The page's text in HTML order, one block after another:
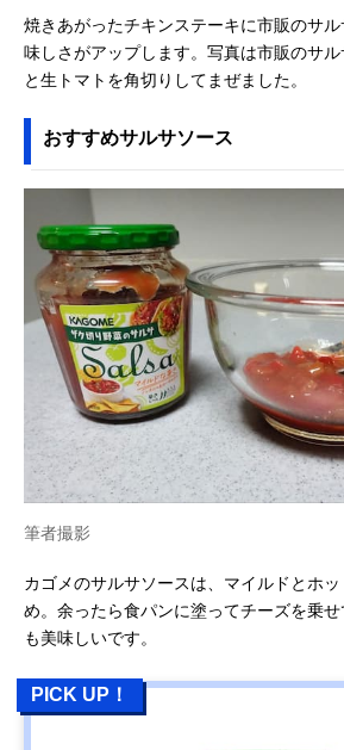
焼きあがったチキンステーキに市販のサ
味しさがアップします。写真は市販のサ
と生トマトを角切りしてまぜました。
おすすめサルサソース
筆者撮影
カゴメのサルサソースは、マイルドとホ
め。余ったら食パンに塗ってチーズを乗
も美味しいです。
PICK UP！